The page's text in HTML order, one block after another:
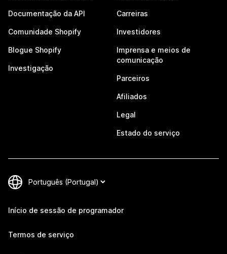
Documentação da API
Comunidade Shopify
Blogue Shopify
Investigação
Carreiras
Investidores
Imprensa e meios de
comunicação
Parceiros
Afiliados
Legal
Estado do serviço
Início de sessão de programador
Termos de serviço